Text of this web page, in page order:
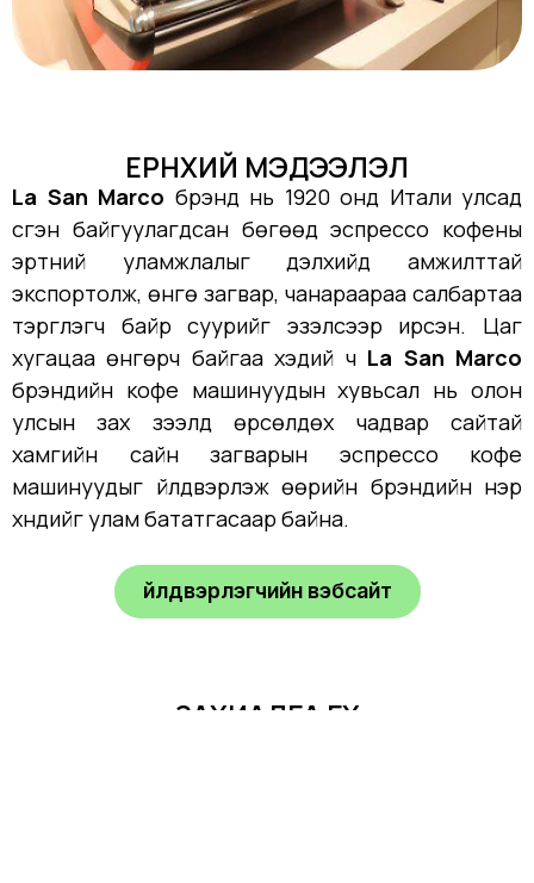
ЕРӨНХИЙ МЭДЭЭЛЭЛ
La San Marco брэнд нь 1920 онд Итали улсад
үүсгэн байгуулагдсан бөгөөд эспрессо кофены
эртний уламжлалыг дэлхийд амжилттай
экспортолж, өнгө загвар, чанараараа салбартаа
тэргүүлэгч байр суурийг эзэлсээр ирсэн. Цаг
хугацаа өнгөрч байгаа хэдий ч La San Marco
брэндийн кофе машинуудын хувьсал нь олон
улсын зах зээлд өрсөлдөх чадвар сайтай
хамгийн сайн загварын эспрессо кофе
машинуудыг үйлдвэрлэж өөрийн брэндийн нэр
хүндийг улам бататгасаар байна.
Үйлдвэрлэгчийн вэбсайт
ЗАХИАЛГА ӨГӨХ